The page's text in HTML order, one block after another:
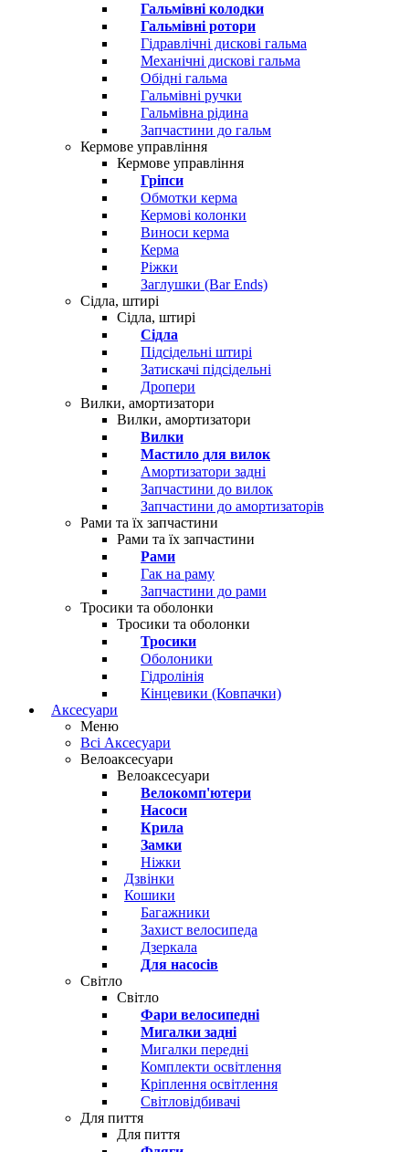
Гальмівні колодки
Гальмівні ротори
Гідравлічні дискові гальма
Механічні дискові гальма
Обідні гальма
Гальмівні ручки
Гальмівна рідина
Запчастини до гальм
Кермове управління
Кермове управління
Гріпси
Обмотки керма
Кермові колонки
Виноси керма
Керма
Ріжки
Заглушки (Bar Ends)
Сідла, штирі
Сідла, штирі
Сідла
Підсідельні штирі
Затискачі підсідельні
Дропери
Вилки, амортизатори
Вилки, амортизатори
Вилки
Мастило для вилок
Амортизатори задні
Запчастини до вилок
Запчастини до амортизаторів
Рами та їх запчастини
Рами та їх запчастини
Рами
Гак на раму
Запчастини до рами
Тросики та оболонки
Тросики та оболонки
Тросики
Оболоники
Гідролінія
Кінцевики (Ковпачки)
Аксесуари
Меню
Всі Аксесуари
Велоаксесуари
Велоаксесуари
Велокомп'ютери
Насоси
Крила
Замки
Ніжки
Дзвінки
Кошики
Багажники
Захист велосипеда
Дзеркала
Для насосів
Світло
Світло
Фари велосипедні
Мигалки задні
Мигалки передні
Комплекти освітлення
Кріплення освітлення
Світловідбивачі
Для пиття
Для пиття